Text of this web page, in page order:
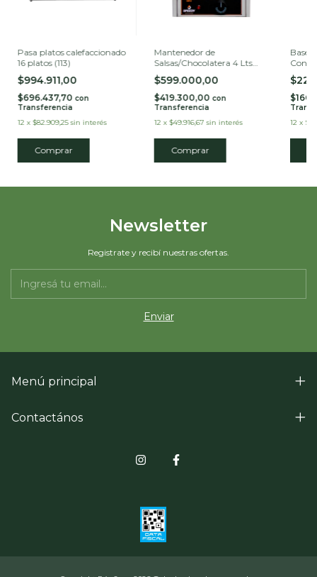
Pasa platos calefaccionado
16 platos (113)
$994.911,00
$696.437,70 con
Transferencia
12 x $82.909,25 sin interés
Mantenedor de
Salsas/Chocolatera 4 Lts
(1027)
$599.000,00
$419.300,00 con
Transferencia
12 x $49.916,67 sin interés
Base
12 x
Newsletter
Registrate y recibí nuestras ofertas.
Menú principal
Contactános